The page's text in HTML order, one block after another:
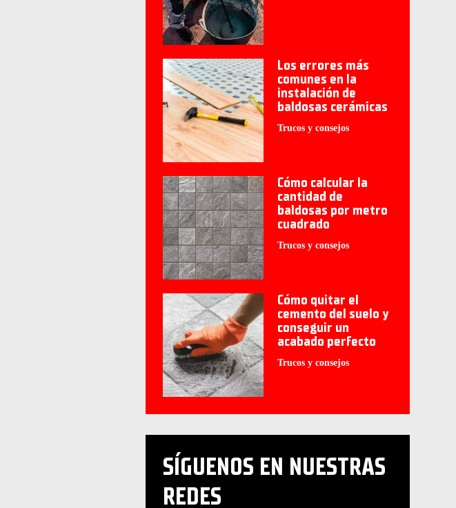
Los errores más
comunes en la
instalación de
baldosas cerámicas
Trucos y consejos
Cómo calcular la
cantidad de
baldosas por metro
cuadrado
Trucos y consejos
Cómo quitar el
cemento del suelo y
conseguir un
acabado perfecto
Trucos y consejos
SÍGUENOS EN NUESTRAS
REDES